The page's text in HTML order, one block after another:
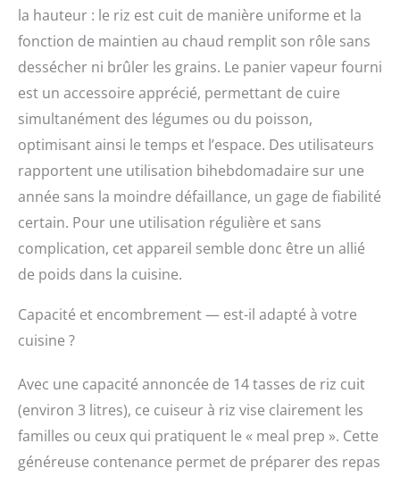
la hauteur : le riz est cuit de manière uniforme et la
fonction de maintien au chaud remplit son rôle sans
dessécher ni brûler les grains. Le panier vapeur fourni
est un accessoire apprécié, permettant de cuire
simultanément des légumes ou du poisson,
optimisant ainsi le temps et l’espace. Des utilisateurs
rapportent une utilisation bihebdomadaire sur une
année sans la moindre défaillance, un gage de fiabilité
certain. Pour une utilisation régulière et sans
complication, cet appareil semble donc être un allié
de poids dans la cuisine.
Capacité et encombrement — est-il adapté à votre
cuisine ?
Avec une capacité annoncée de 14 tasses de riz cuit
(environ 3 litres), ce cuiseur à riz vise clairement les
familles ou ceux qui pratiquent le « meal prep ». Cette
généreuse contenance permet de préparer des repas